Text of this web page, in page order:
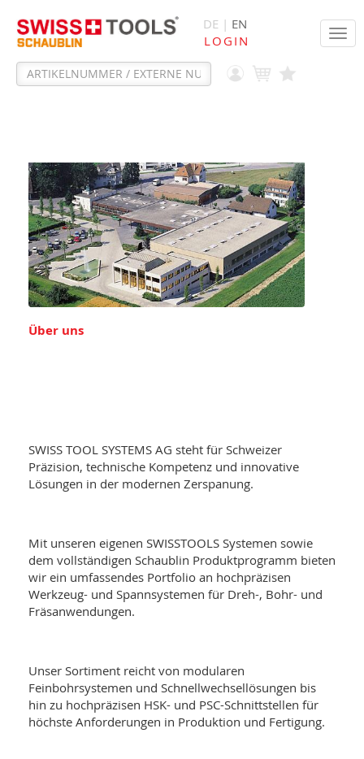
DE | EN
LOGIN
Über uns
SWISS TOOL SYSTEMS AG steht für Schweizer
Präzision, technische Kompetenz und innovative
Lösungen in der modernen Zerspanung.
Mit unseren eigenen SWISSTOOLS Systemen sowie
dem vollständigen Schaublin Produktprogramm bieten
wir ein umfassendes Portfolio an hochpräzisen
Werkzeug- und Spannsystemen für Dreh-, Bohr- und
Fräsanwendungen.
Unser Sortiment reicht von modularen
Feinbohrsystemen und Schnellwechsellösungen bis
hin zu hochpräzisen HSK- und PSC-Schnittstellen für
höchste Anforderungen in Produktion und Fertigung.